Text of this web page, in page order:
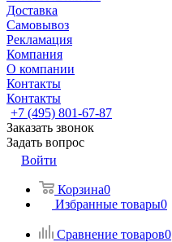
Доставка
Самовывоз
Рекламация
Компания
О компании
Контакты
Контакты
+7 (495) 801-67-87
Заказать звонок
Задать вопрос
Войти
Корзина0
Избранные товары0
Сравнение товаров0